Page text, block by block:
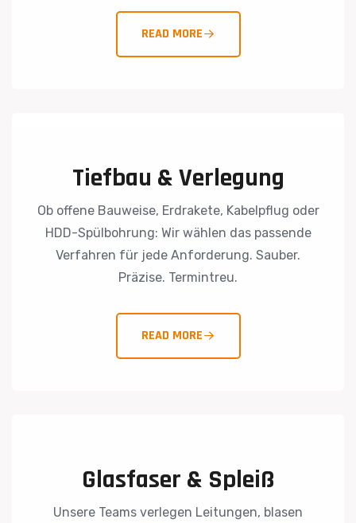
READ MORE
Tiefbau & Verlegung
Ob offene Bauweise, Erdrakete, Kabelpflug oder
HDD-Spülbohrung: Wir wählen das passende
Verfahren für jede Anforderung. Sauber.
Präzise. Termintreu.
READ MORE
Glasfaser & Spleiß
Unsere Teams verlegen Leitungen, blasen